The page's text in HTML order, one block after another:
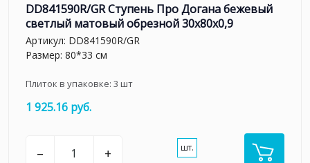
DD841590R/GR Ступень Про Догана бежевый
светлый матовый обрезной 30x80x0,9
Артикул: DD841590R/GR
Размер: 80*33 см
Плиток в упаковке: 3 шт
1 925.16 руб.
– + шт.